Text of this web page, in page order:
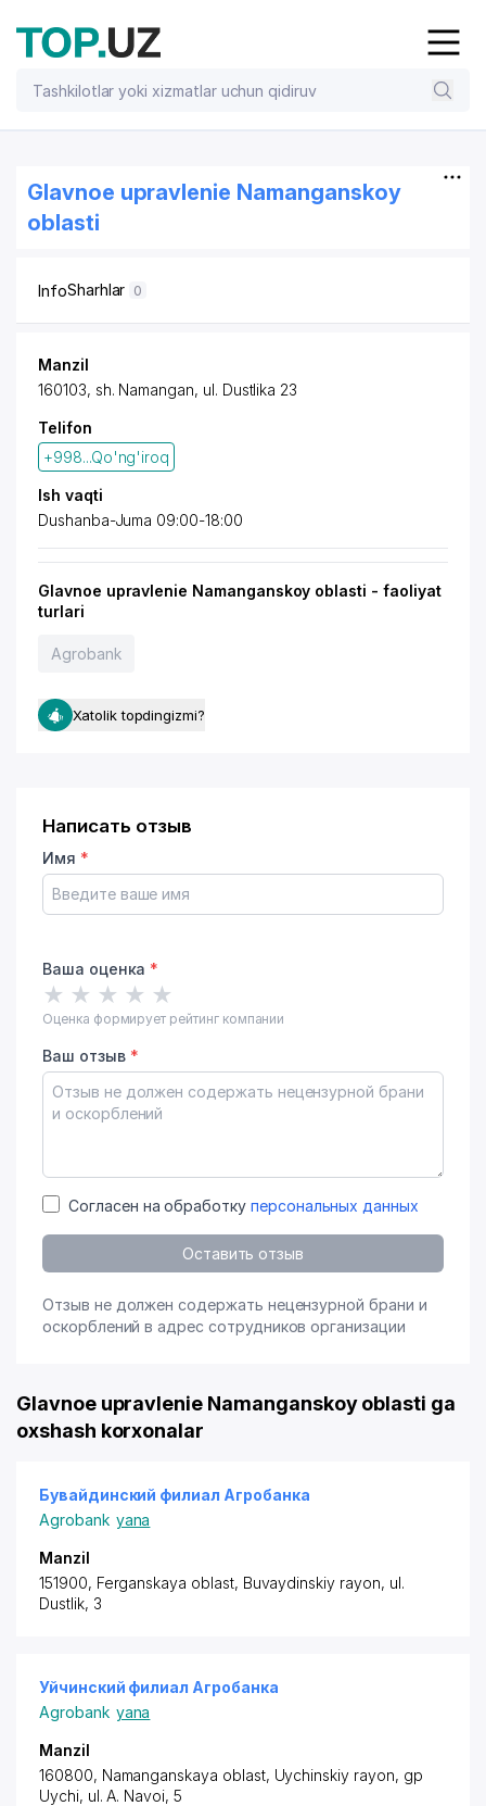
Glavnoe upravlenie Namanganskoy
oblasti
InfoSharhlar 0
Manzil
160103, sh. Namangan, ul. Dustlika 23
Telifon
+998...Qo'ng'iroq
Ish vaqti
Dushanba-Juma 09:00-18:00
Glavnoe upravlenie Namanganskoy oblasti - faoliyat
turlari
Agrobank
Xatolik topdingizmi?
Написать отзыв
Имя *
Ваша оценка *
★ ★ ★ ★ ★
Оценка формирует рейтинг компании
Ваш отзыв *
Согласен на обработку персональных данных
Оставить отзыв
Отзыв не должен содержать нецензурной брани и
оскорблений в адрес сотрудников организации
Glavnoe upravlenie Namanganskoy oblasti ga
oxshash korxonalar
Бувайдинский филиал Агробанка
Agrobank yana
Manzil
151900, Ferganskaya oblast, Buvaydinskiy rayon, ul.
Dustlik, 3
Уйчинский филиал Агробанка
Agrobank yana
Manzil
160800, Namanganskaya oblast, Uychinskiy rayon, gp
Uychi, ul. A. Navoi, 5